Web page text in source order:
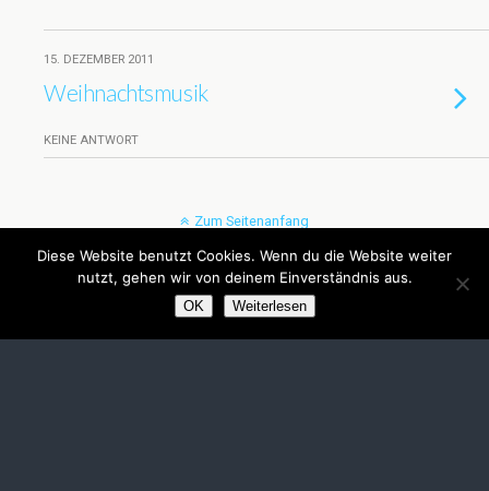
15. DEZEMBER 2011
Weihnachtsmusik
KEINE ANTWORT
Zum Seitenanfang
Mobil Desktop
Diese Website benutzt Cookies. Wenn du die Website weiter
nutzt, gehen wir von deinem Einverständnis aus.
OK Weiterlesen